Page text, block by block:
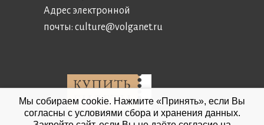
Адрес электронной
почты: culture@volganet.ru
Мы собираем cookie. Нажмите «Принять», если Вы
согласны с условиями сбора и хранения данных.